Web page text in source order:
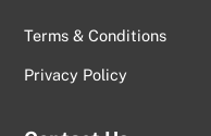
Terms & Conditions
Privacy Policy